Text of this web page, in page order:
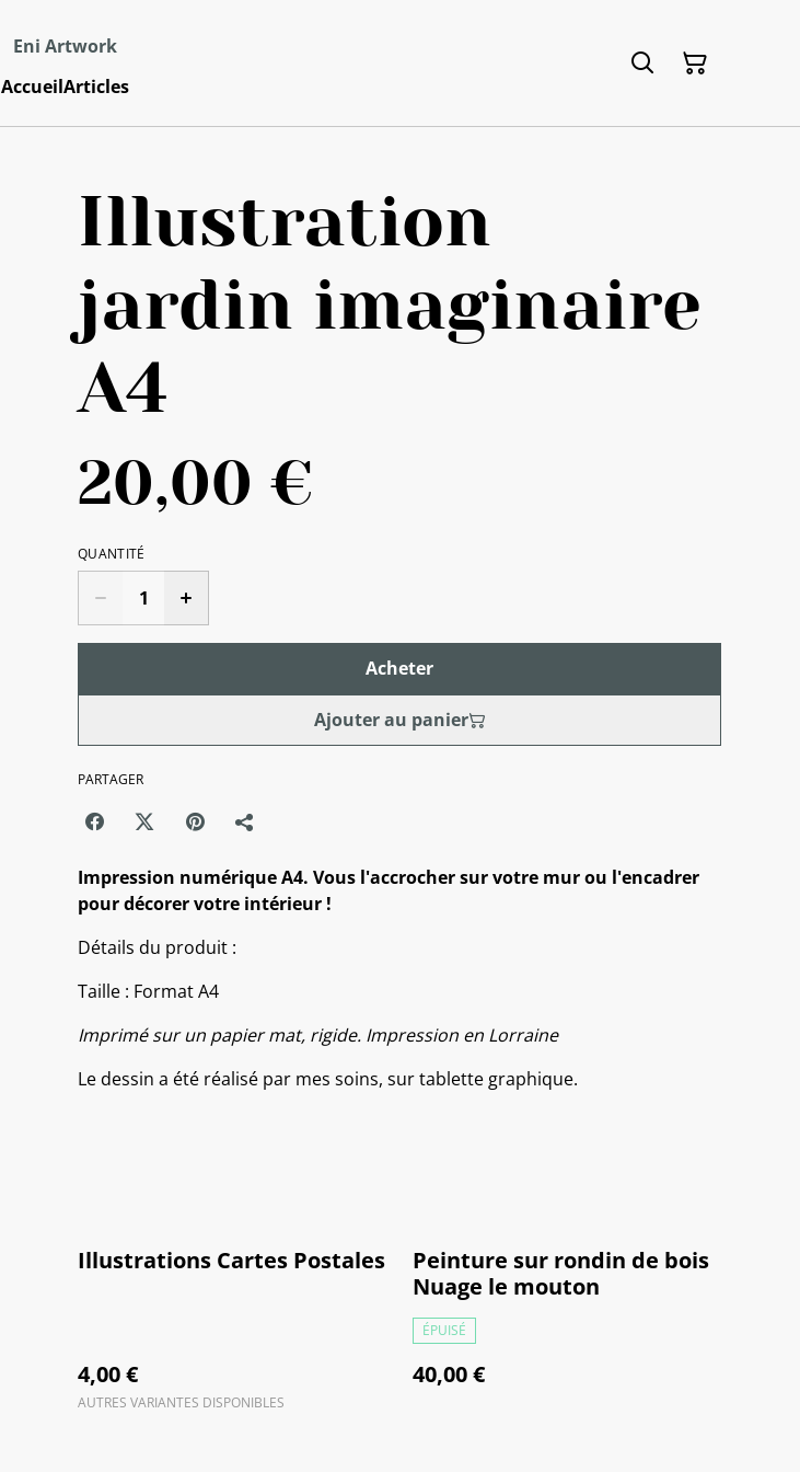
Eni Artwork
AccueilArticles
Illustration
jardin imaginaire
A4
20,00 €
QUANTITÉ
Acheter
Ajouter au panier
PARTAGER
Impression numérique A4. Vous l'accrocher sur votre mur ou l'encadrer
pour décorer votre intérieur !
Détails du produit :
Taille : Format A4
Imprimé sur un papier mat, rigide. Impression en Lorraine
Le dessin a été réalisé par mes soins, sur tablette graphique.
Illustrations Cartes Postales
4,00 €
AUTRES VARIANTES DISPONIBLES
Peinture sur rondin de bois
Nuage le mouton
ÉPUISÉ
40,00 €